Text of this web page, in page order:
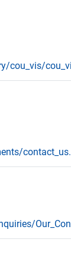
cou_vis/